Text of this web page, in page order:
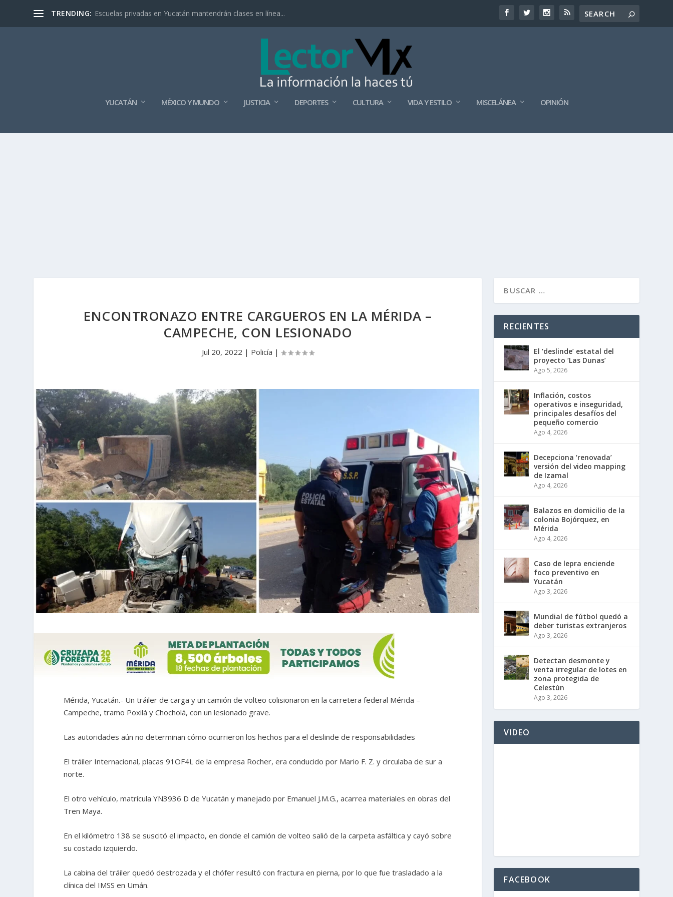
TRENDING: Escuelas privadas en Yucatán mantendrán clases en línea...
YUCATÁN MÉXICO Y MUNDO JUSTICIA DEPORTES CULTURA VIDA Y ESTILO MISCELÁNEA OPINIÓN
ENCONTRONAZO ENTRE CARGUEROS EN LA MÉRIDA –
CAMPECHE, CON LESIONADO
Jul 20, 2022 | Policía |
Mérida, Yucatán.- Un tráiler de carga y un camión de volteo colisionaron en la carretera federal Mérida –
Campeche, tramo Poxilá y Chocholá, con un lesionado grave.
Las autoridades aún no determinan cómo ocurrieron los hechos para el deslinde de responsabilidades
El tráiler Internacional, placas 91OF4L de la empresa Rocher, era conducido por Mario F. Z. y circulaba de sur a
norte.
El otro vehículo, matrícula YN3936 D de Yucatán y manejado por Emanuel J.M.G., acarrea materiales en obras del
Tren Maya.
En el kilómetro 138 se suscitó el impacto, en donde el camión de volteo salió de la carpeta asfáltica y cayó sobre
su costado izquierdo.
La cabina del tráiler quedó destrozada y el chófer resultó con fractura en pierna, por lo que fue trasladado a la
clínica del IMSS en Umán.
RECIENTES
El ‘deslinde’ estatal del
proyecto ‘Las Dunas’
Ago 5, 2026
Inflación, costos
operativos e inseguridad,
principales desafíos del
pequeño comercio
Ago 4, 2026
Decepciona ‘renovada’
versión del video mapping
de Izamal
Ago 4, 2026
Balazos en domicilio de la
colonia Bojórquez, en
Mérida
Ago 4, 2026
Caso de lepra enciende
foco preventivo en
Yucatán
Ago 3, 2026
Mundial de fútbol quedó a
deber turistas extranjeros
Ago 3, 2026
Detectan desmonte y
venta irregular de lotes en
zona protegida de
Celestún
Ago 3, 2026
VIDEO
FACEBOOK